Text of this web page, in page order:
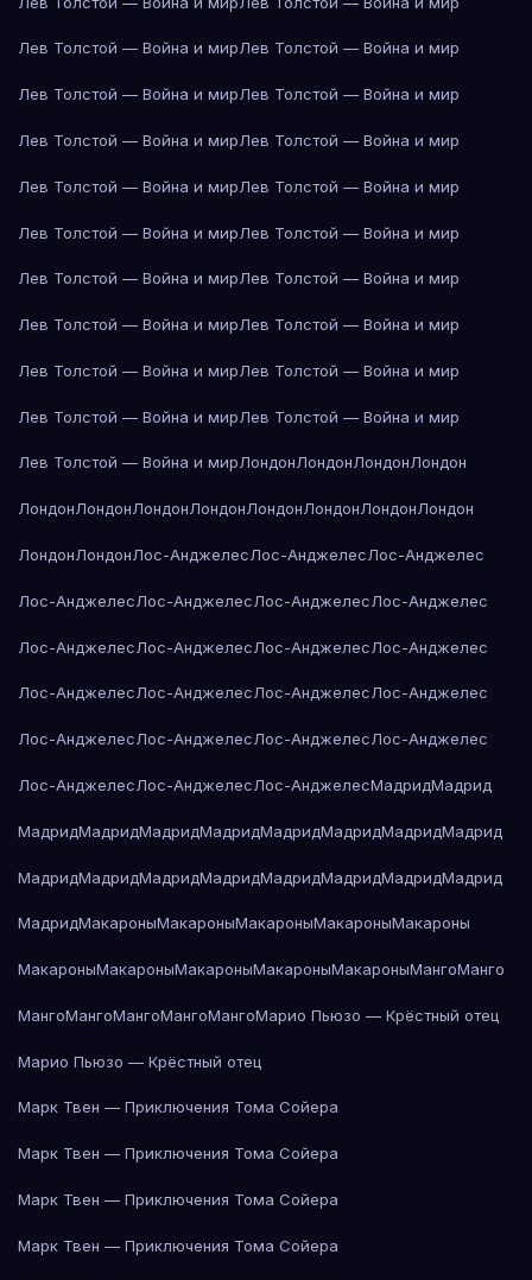
Лев Толстой — Война и мирЛев Толстой — Война и мир
Лев Толстой — Война и мирЛев Толстой — Война и мир
Лев Толстой — Война и мирЛев Толстой — Война и мир
Лев Толстой — Война и мирЛев Толстой — Война и мир
Лев Толстой — Война и мирЛев Толстой — Война и мир
Лев Толстой — Война и мирЛев Толстой — Война и мир
Лев Толстой — Война и мирЛев Толстой — Война и мир
Лев Толстой — Война и мирЛев Толстой — Война и мир
Лев Толстой — Война и мирЛев Толстой — Война и мир
Лев Толстой — Война и мирЛондонЛондонЛондонЛондон
ЛондонЛондонЛондонЛондонЛондонЛондонЛондонЛондон
ЛондонЛондонЛос-АнджелесЛос-АнджелесЛос-Анджелес
Лос-АнджелесЛос-АнджелесЛос-АнджелесЛос-Анджелес
Лос-АнджелесЛос-АнджелесЛос-АнджелесЛос-Анджелес
Лос-АнджелесЛос-АнджелесЛос-АнджелесЛос-Анджелес
Лос-АнджелесЛос-АнджелесЛос-АнджелесЛос-Анджелес
Лос-АнджелесЛос-АнджелесЛос-АнджелесМадридМадрид
МадридМадридМадридМадридМадридМадридМадридМадрид
МадридМадридМадридМадридМадридМадридМадридМадрид
МадридМакароныМакароныМакароныМакароныМакароны
МакароныМакароныМакароныМакароныМакароныМангоМанго
МангоМангоМангоМангоМангоМарио Пьюзо — Крёстный отец
Марио Пьюзо — Крёстный отец
Марк Твен — Приключения Тома Сойера
Марк Твен — Приключения Тома Сойера
Марк Твен — Приключения Тома Сойера
Марк Твен — Приключения Тома Сойера